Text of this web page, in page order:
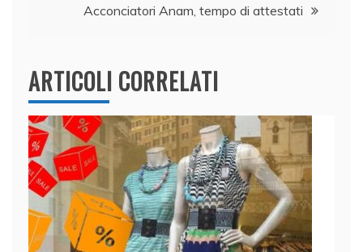
kAcconciatori Anam, tempo di attestati
ARTICOLI CORRELATI